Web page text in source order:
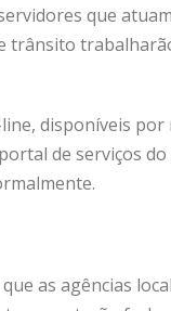
que
trânsito
disponíveis por
portal de serviços
as agências